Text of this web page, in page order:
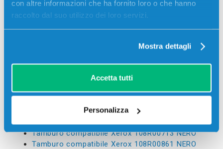
con altre informazioni che ha fornito loro o che hanno
raccolto dal suo utilizzo dei loro servizi.
Mostra dettagli
Accetta tutti
Personalizza
Tamburo compatibile Xerox 013R00686 NERO
Tamburo compatibile Xerox 013R00690 NERO
Tamburo compatibile Xerox 101R00435 NERO
Tamburo compatibile Xerox 101R00554 NERO
Tamburo compatibile Xerox 101R00555 NERO
Tamburo compatibile Xerox 101R00582 NERO
Tamburo compatibile Xerox 106R01582 NERO
Tamburo compatibile Xerox 108R00713 NERO
Tamburo compatibile Xerox 108R00861 NERO